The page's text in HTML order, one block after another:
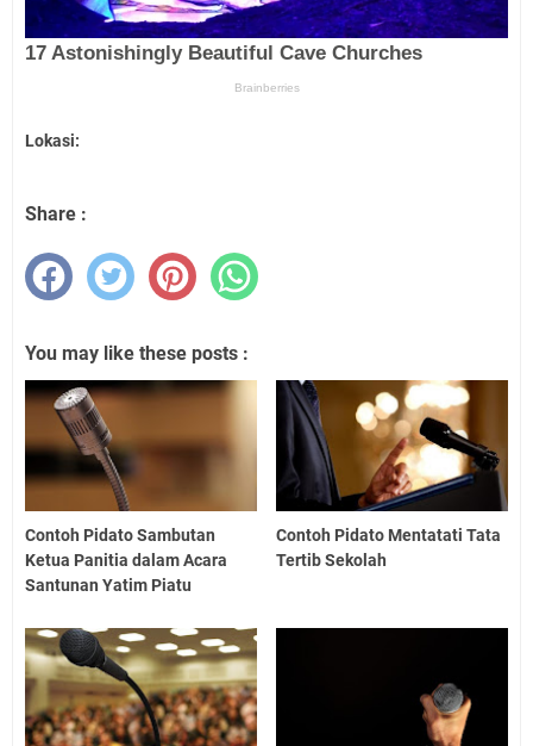
Lokasi:
Share :
You may like these posts :
Contoh Pidato Sambutan
Ketua Panitia dalam Acara
Santunan Yatim Piatu
Contoh Pidato Mentatati Tata
Tertib Sekolah